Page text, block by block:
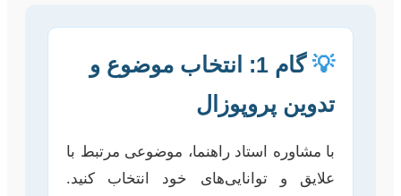
💡
گام 1: انتخاب موضوع و
تدوین پروپوزال
با مشاوره استاد راهنما، موضوعی مرتبط با
علایق و توانایی‌های خود انتخاب کنید.